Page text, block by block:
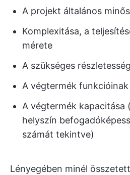
A projekt általános
Komplexitása, a
mérete
A szükséges
A végtermék funkcióinak
A végtermék kapacitása
helyszín
számát tekintve)
Lényegében minél